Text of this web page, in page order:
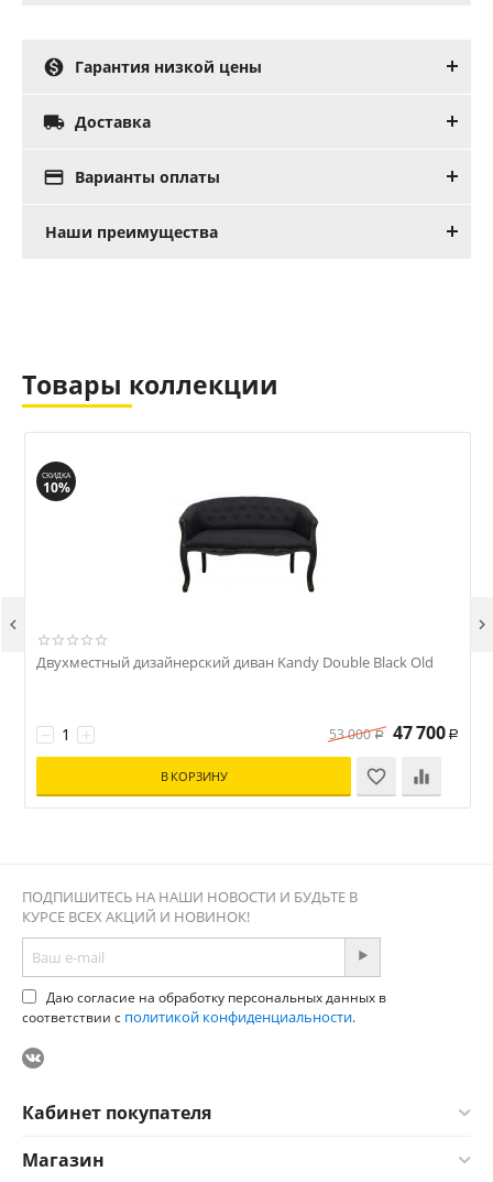
 Гарантия низкой цены
 Доставка
 Варианты оплаты
Наши преимущества
Товары коллекции
СКИДКА
10%
Двухместный дизайнерский диван Kandy Double Black Old
+
− 53 000 Р 47 700 Р
В КОРЗИНУ
 
ПОДПИШИТЕСЬ НА НАШИ НОВОСТИ И БУДЬТЕ В
КУРСЕ ВСЕХ АКЦИЙ И НОВИНОК!
Даю согласие на обработку персональных данных в
соответствии с политикой конфиденциальности.
Кабинет покупателя
Магазин